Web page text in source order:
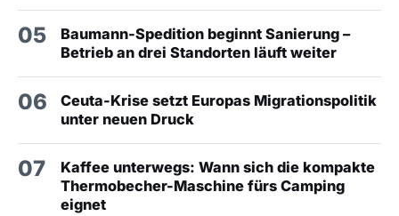
05
Baumann-Spedition beginnt Sanierung –
Betrieb an drei Standorten läuft weiter
06
Ceuta-Krise setzt Europas Migrationspolitik
unter neuen Druck
07
Kaffee unterwegs: Wann sich die kompakte
Thermobecher-Maschine fürs Camping
eignet